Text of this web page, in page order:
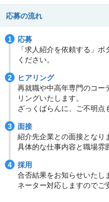
応募の流れ
応募
「求人紹介を依頼する」
ください。
ヒアリング
再就職や中高年専門のコー
リングいたします。
ざっくばらんに、ご不明点
面接
紹介先企業との面接となり
具体的な仕事内容と職場雰
採用
合否結果をお知らせいたし
ネーター対応しますのでご